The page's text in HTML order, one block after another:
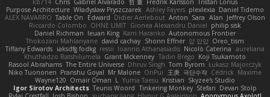
kb714 Chris Gabriel Alvarado 哲 董 Fredrik Karlsson Tristan Lorius
Purpose Architecture Władysław Pryszczarek Ashley Fayers plexlexia Daniel Tidemo
ALEX NAVARRO Table On Edward Didier Aerlebout Anton Sara Alan Jeffrey Olson
Riccardo Colombo OHNE LIMIT Gionea Alexandru Daniel philip sisk
Daniel Richman Ieuan King Karri Haranko Autonomous Frontier
Thokozani Mahlanyane david cachay Shonn Effner 얍 얍얍 Oreo_tism
Tiffany Edwards iaksdfg fodkg ressii Ioannis Athanasiadis Nicolò Caterina aureliana
Khuthadzo Ratshilumela Grant Mckenney Tadin Brego Koji Tsukamoto
Rasool Abrahams The Entire Universe Dhruv Singh Tom Byrom Łukasz Majorczyk
Niko Tuononen Pranshu Goyal Mr Malone OnPui 王庚 극단수작 Cédrick Maxime
Wayne120 Omair Omari L Yuma Taesu Kristian Skyzee's Studio
Igor Sirotov Architects Teunis Woord Tinkering Monkey Stefan Devan Stolp